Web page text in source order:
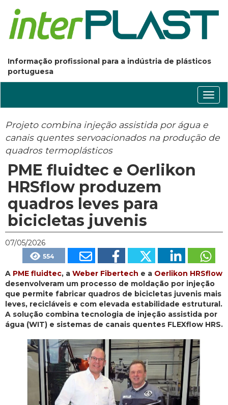
Informação profissional para a indústria de plásticos
portuguesa
Projeto combina injeção assistida por água e
canais quentes servoacionados na produção de
quadros termoplásticos
PME fluidtec e Oerlikon
HRSflow produzem
quadros leves para
bicicletas juvenis
07/05/2026
554
A PME fluidtec, a Weber Fibertech e a Oerlikon HRSflow
desenvolveram um processo de moldação por injeção
que permite fabricar quadros de bicicletas juvenis mais
leves, recicláveis e com elevada estabilidade estrutural.
A solução combina tecnologia de injeção assistida por
água (WIT) e sistemas de canais quentes FLEXflow HRS.